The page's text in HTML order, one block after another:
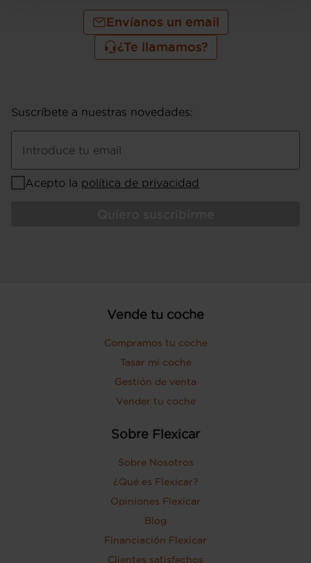
Envíanos un email
¿Te llamamos?
Suscríbete a nuestras novedades:
Introduce tu email
Acepto la política de privacidad
Vende tu coche
Compramos tu coche
Tasar mi coche
Gestión de venta
Vender tu coche
Sobre Flexicar
Sobre Nosotros
¿Qué es Flexicar?
Opiniones Flexicar
Blog
Financiación Flexicar
Clientes satisfechos